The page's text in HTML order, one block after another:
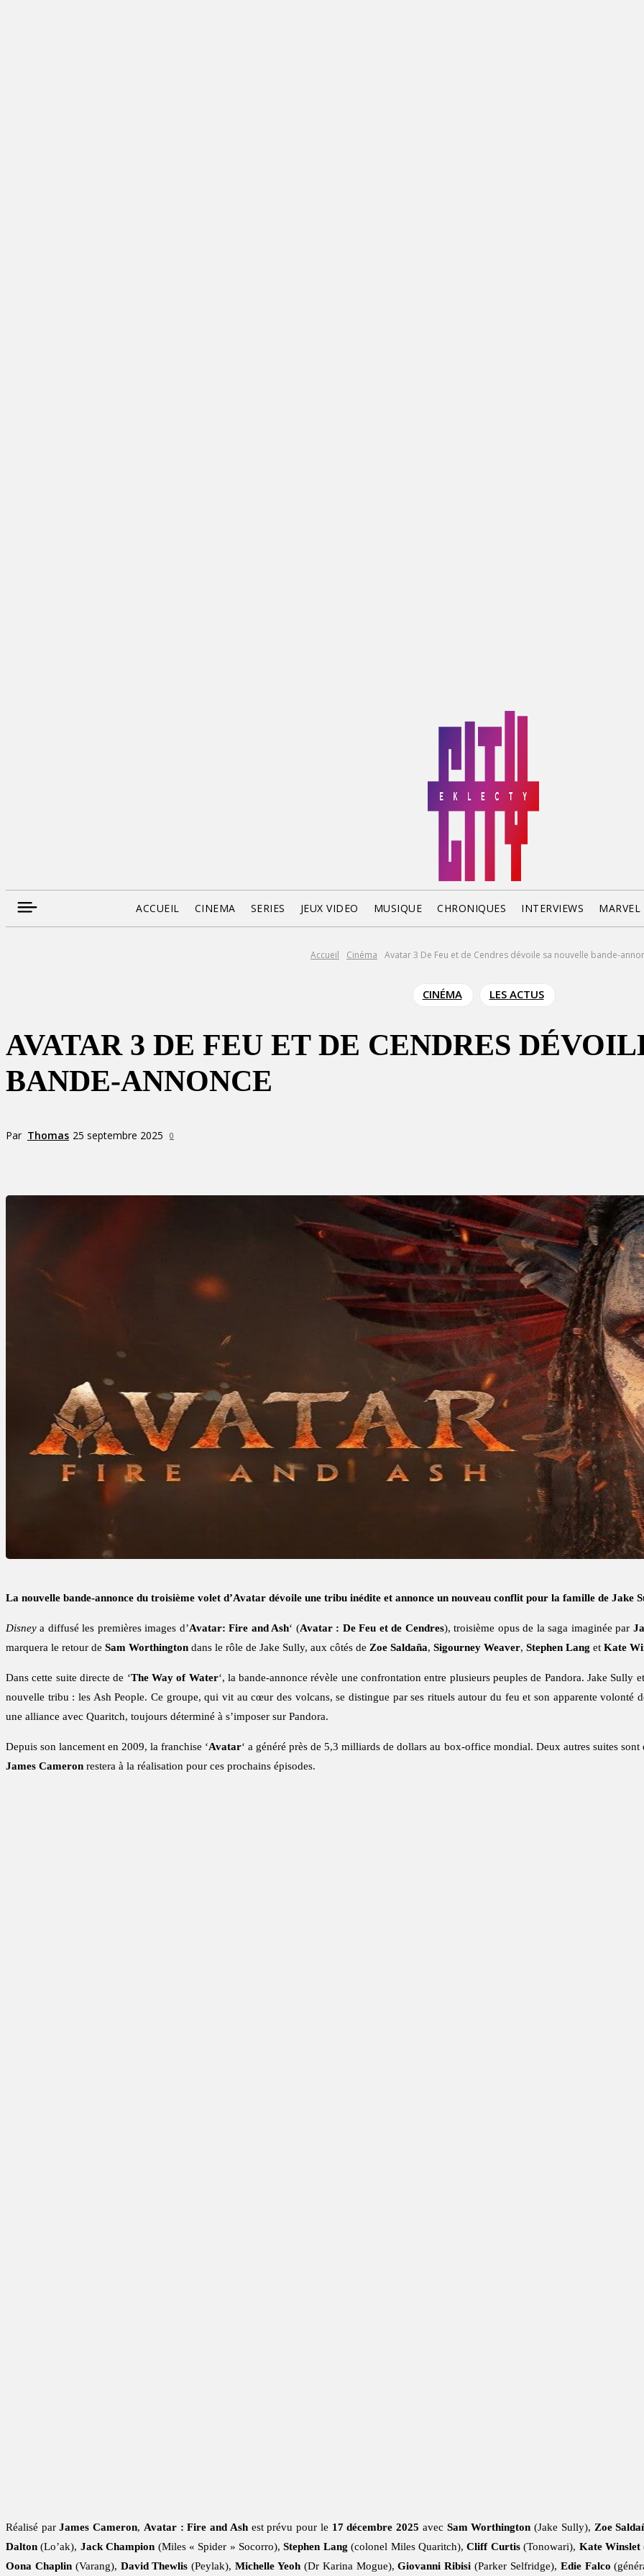
ACCUEIL CINEMA SERIES JEUX VIDEO MUSIQUE CHRONIQUES INTERVIEWS
Accueil Cinéma Avatar 3 De Feu et de Cendres dévoile sa nouvelle bande-
CINÉMA LES ACTUS
AVATAR 3 DE FEU ET DE CENDRES
BANDE-ANNONCE
Par Thomas 25 septembre 2025 0
La nouvelle bande-annonce du troisième volet d’Avatar dévoile une tribu inédite et annonce un nouveau conflit pour la famille de Jake
Disney a diffusé les premières images d’Avatar: Fire and Ash‘ (Avatar : De Feu et de Cendres), troisième opus de la saga imaginée par
marquera le retour de Sam Worthington dans le rôle de Jake Sully, aux côtés de Zoe Saldaña, Sigourney Weaver, Stephen Lang et Kate
Dans cette suite directe de ‘The Way of Water‘, la bande-annonce révèle une confrontation entre plusieurs peuples de Pandora. Jake
nouvelle tribu : les Ash People. Ce groupe, qui vit au cœur des volcans, se distingue par ses rituels autour du feu et son apparente
une alliance avec Quaritch, toujours déterminé à s’imposer sur Pandora.
Depuis son lancement en 2009, la franchise ‘Avatar‘ a généré près de 5,3 milliards de dollars au box-office mondial. Deux autres suites
James Cameron restera à la réalisation pour ces prochains épisodes.
Réalisé parJames Cameron, Avatar : Fire and Ashest prévu pour le 17 décembre 2025 avec Sam Worthington (Jake Sully), Zoe
Dalton (Lo’ak), Jack Champion (Miles « Spider » Socorro),Stephen Lang (colonel Miles Quaritch),Cliff Curtis(Tonowari), Kate Winslet
Oona Chaplin(Varang), David Thewlis (Peylak),Michelle Yeoh(Dr Karina Mogue),Giovanni Ribisi (Parker Selfridge), Edie Falco